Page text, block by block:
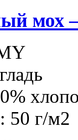
50 г/м2